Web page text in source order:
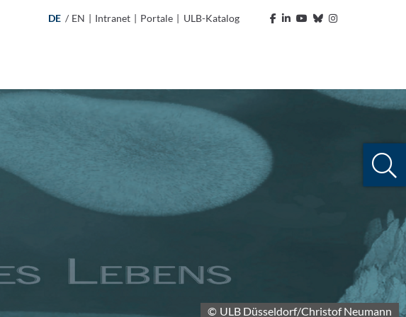
DE / EN | Intranet | Portale | ULB-Katalog
© ULB Düsseldorf/Christof Neumann